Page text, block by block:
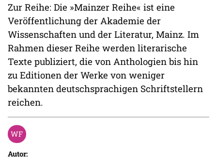
Zur Reihe: Die »Mainzer Reihe« ist eine
Veröffentlichung der Akademie der
Wissenschaften und der Literatur, Mainz. Im
Rahmen dieser Reihe werden literarische
Texte publiziert, die von Anthologien bis hin
zu Editionen der Werke von weniger
bekannten deutschsprachigen Schriftstellern
reichen.
Autor: